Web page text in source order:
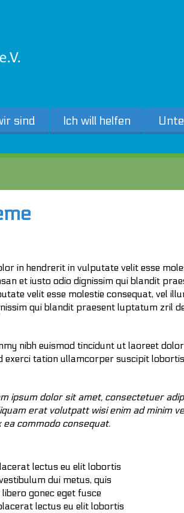
sind Ich will helfen
in hendrerit in vulputate velit esse
et iusto odio dignissim qui blandit
velit esse molestie consequat, vel
qui blandit praesent luptatum zril
nibh euismod tincidunt ut laoreet
exerci tation ullamcorper suscipit
ipsum dolor sit amet, consectetuer
erat volutpatt wisi enim ad minim
commodo consequat.
lectus eu elit lobortis
dui metus, quis
gonec eget fusce
lectus eu elit lobortis